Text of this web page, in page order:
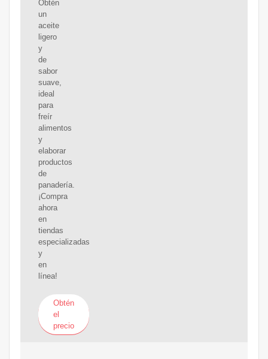
Obtén
un
aceite
ligero
y
de
sabor
suave,
ideal
para
freír
alimentos
y
elaborar
productos
de
panadería.
¡Compra
ahora
en
tiendas
especializadas
y
en
línea!
Obtén
el
precio